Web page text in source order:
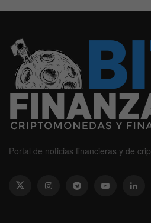
Portal de noticias financieras y de